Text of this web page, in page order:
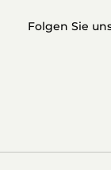
Folgen Sie